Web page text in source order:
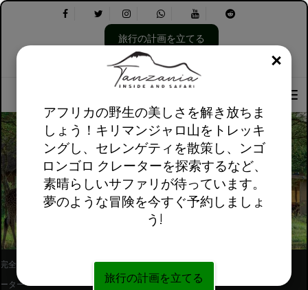
旅行の計画を立てる
選
択
し
て
く
だ
さ
い:
私たちについて
選
択
し
ま
す。
サーバル野生動物日帰り旅行体験
完全に登録されたアフリカ現地ツアーオペレ
ーター
フォローしてください
アフリカの野生の美しさを解き放ちま
しょう！キリマンジャロ山をトレッキ
ングし、セレンゲティを散策し、ンゴ
ロンゴロ クレーターを探索するなど、
素晴らしいサファリが待っています。
夢のような冒険を今すぐ予約しましょ
う!
旅行の計画を立てる
閉